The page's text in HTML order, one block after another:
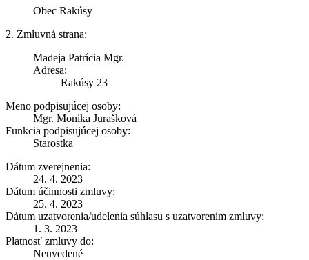
Obec Rakúsy
2. Zmluvná strana:
Madeja Patrícia Mgr.
Adresa:
Rakúsy 23
Meno podpisujúcej osoby:
Mgr. Monika Jurašková
Funkcia podpisujúcej osoby:
Starostka
Dátum zverejnenia:
24. 4. 2023
Dátum účinnosti zmluvy:
25. 4. 2023
Dátum uzatvorenia/udelenia súhlasu s uzatvorením zmluvy:
1. 3. 2023
Platnosť zmluvy do:
Neuvedené